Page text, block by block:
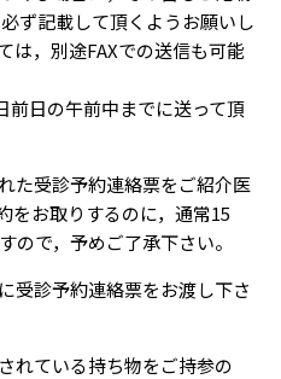
ず記載して頂くようお願いし
は，別途FAXでの送信も可能
前日の午前中までに送って頂
た受診予約連絡票をご紹介医
をお取りするのに，通常15
ので，予めご了承下さい。
受診予約連絡票をお渡し下さ
れている持ち物をご持参の